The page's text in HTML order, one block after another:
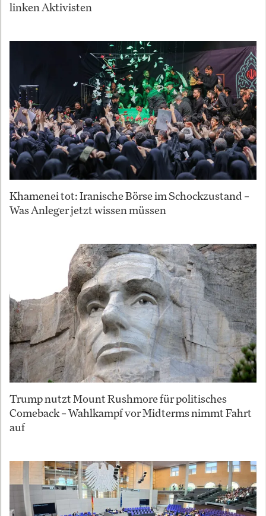
linken Aktivisten
Khamenei tot: Iranische Börse im Schockzustand –
Was Anleger jetzt wissen müssen
Trump nutzt Mount Rushmore für politisches
Comeback – Wahlkampf vor Midterms nimmt Fahrt
auf